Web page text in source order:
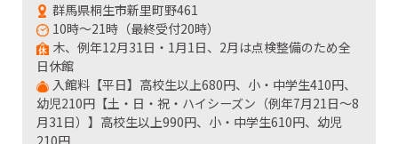
群馬県桐生市新里町野461
10時～21時（最終受付20時）
木、例年12月31日・1月1日、2月は点検整備のため全
日休館
入館料【平日】高校生以上680円、小・中学生410円、
幼児210円【土・日・祝・ハイシーズン（例年7月21日～8
月31日）】高校生以上990円、小・中学生610円、幼児